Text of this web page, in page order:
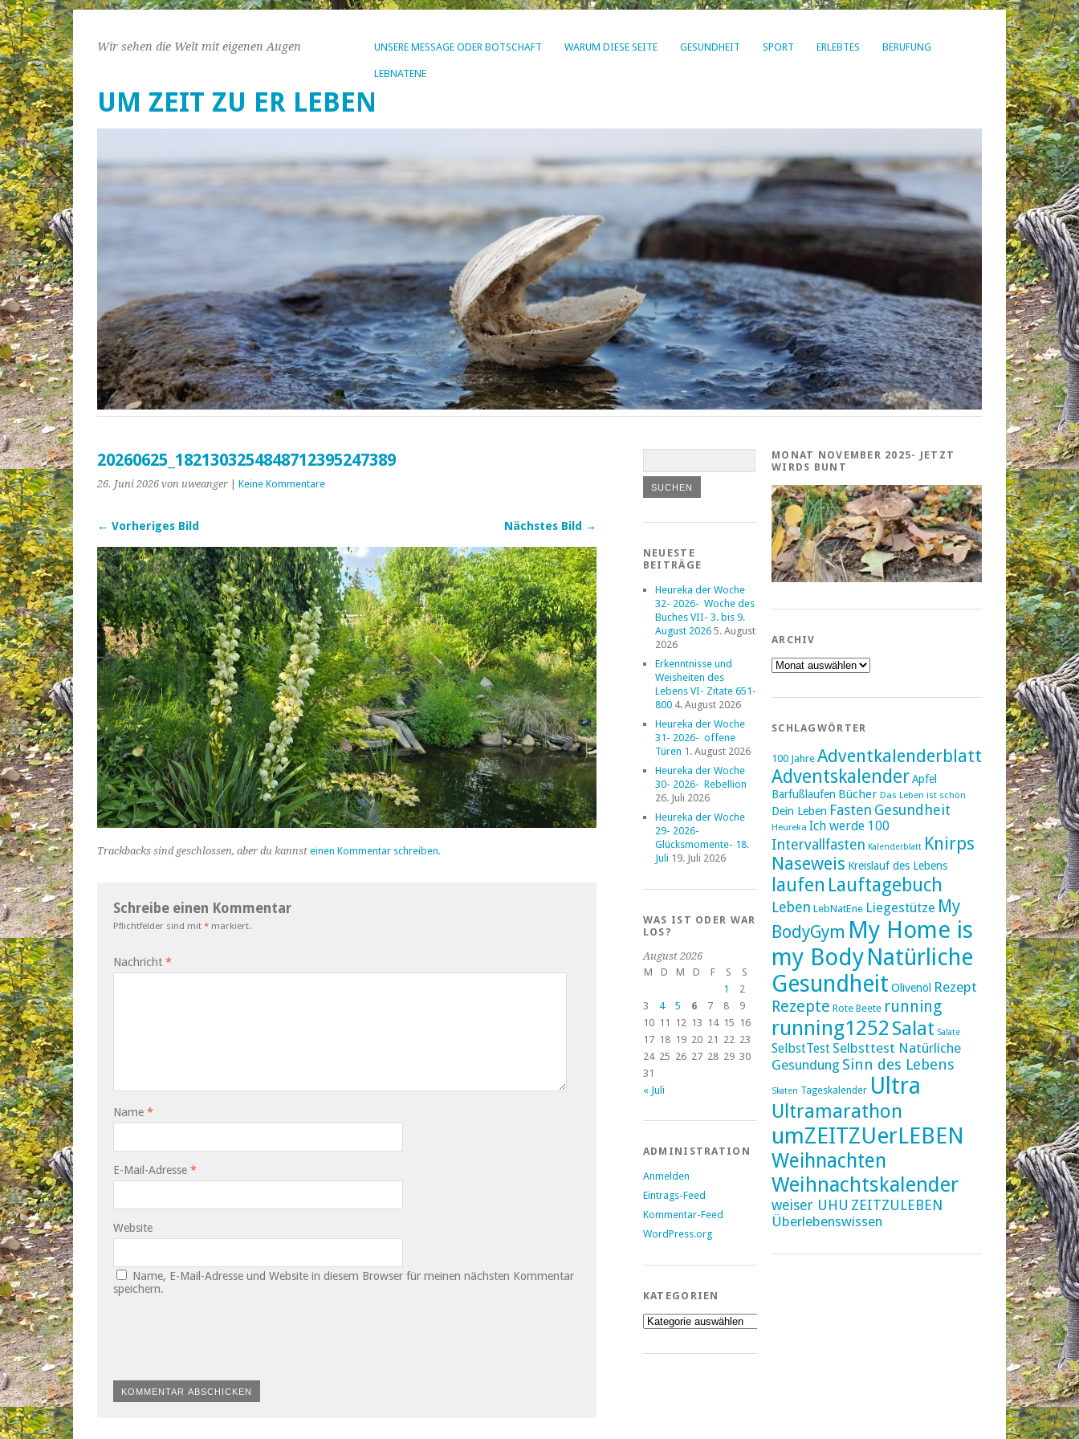
UNSERE MESSAGE ODER BOTSCHAFT WARUM DIESE SEITE GESUNDHEIT SPORT ERLEBTES BERUFUNG
LEBNATENE
UM ZEIT ZU ER LEBEN
Wir sehen die Welt mit eigenen Augen
20260625_1821303254848712395247389
26. Juni 2026 von uweanger Keine Kommentare
← Vorheriges Bild Nächstes Bild →
Trackbacks sind geschlossen, aber du kannst einen Kommentar schreiben.
Schreibe einen Kommentar
Pflichtfelder sind mit * markiert.
Nachricht *
Name *
E-Mail-Adresse *
Website
Name, E-Mail-Adresse und Website in diesem Browser für meinen nächsten Kommentar
speichern.
NEUESTE
BEITRÄGE
Heureka der Woche
32- 2026- Woche des
Buches VII- 3. bis 9.
August 2026 5. August
2026
Erkenntnisse und
Weisheiten des
Lebens VI- Zitate 651-
800 4. August 2026
Heureka der Woche
31- 2026- offene
Türen 1. August 2026
Heureka der Woche
30- 2026- Rebellion
26. Juli 2026
Heureka der Woche
29- 2026-
Glücksmomente- 18.
Juli 19. Juli 2026
WAS IST ODER WAR
LOS?
August 2026
M
D M D F S
S
1
2
3
4 5 6 7 8
9
10 11 12 13 14 15 16
17 18 19 20 21 22 23
24 25 26 27 28 29 30
31
« Juli
ADMINISTRATION
Anmelden
Eintrags-Feed
Kommentar-Feed
WordPress.org
KATEGORIEN
Kategorien
MONAT NOVEMBER 2025- JETZT
WIRDS BUNT
ARCHIV
Archiv
SCHLAGWÖRTER
100 Jahre Adventkalenderblatt
AdventskalenderApfel
Barfußlaufen Bücher Das Leben ist schön
Dein Leben Fasten Gesundheit
Heureka Ich werde 100
Intervallfasten Kalenderblatt Knirps
Naseweis Kreislauf des Lebens
laufen Lauftagebuch
Leben LebNatEne Liegestütze My
BodyGym My Home is
my Body Natürliche
Gesundheit Olivenöl Rezept
Rezepte Rote Beete running
running1252 Salat Salate
SelbstTest Selbsttest Natürliche
Gesundung Sinn des Lebens
Skaten Tageskalender Ultra
Ultramarathon
umZEITZUerLEBEN
Weihnachten
Weihnachtskalender
weiser UHU ZEITZULEBEN
Überlebenswissen